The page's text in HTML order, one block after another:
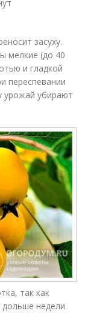
засуху.
мелкие (до 40
и гладкой
переспевании
урожай убирают
так как
недели